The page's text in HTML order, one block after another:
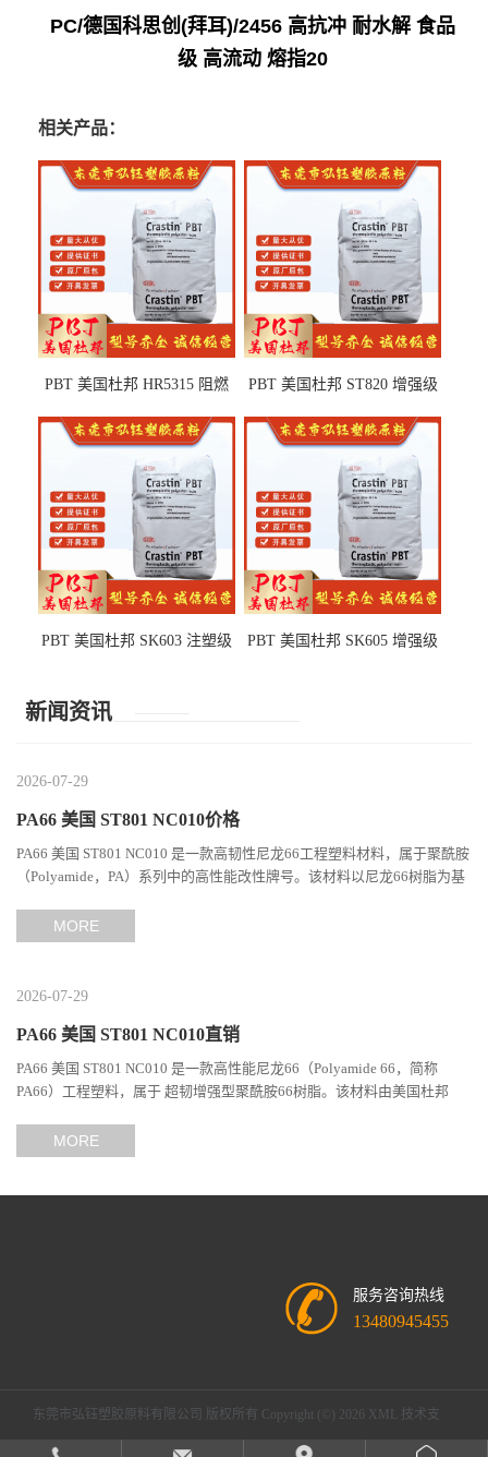
PC/德国科思创(拜耳)/2456 高抗冲 耐水解 食品
级 高流动 熔指20
相关产品：
PBT 美国杜邦 HR5315 阻燃
部件
PBT 美国杜邦 ST820 增强级
PBT 美国杜邦 SK603 注塑级
PBT 美国杜邦 SK605 增强级
新闻资讯
2026-07-29
PA66 美国 ST801 NC010价格
PA66 美国 ST801 NC010 是一款高韧性尼龙66工程塑料材料，属于聚酰胺
（Polyamide，PA）系列中的高性能改性牌号。该材料以尼龙66树脂为基
MORE
2026-07-29
PA66 美国 ST801 NC010直销
PA66 美国 ST801 NC010 是一款高性能尼龙66（Polyamide 66，简称
PA66）工程塑料，属于 超韧增强型聚酰胺66树脂。该材料由美国杜邦
MORE
服务咨询热线
13480945455
东莞市弘钰塑胶原料有限公司 版权所有 Copyright (©) 2026 XML 技术支
持： 食品商务网